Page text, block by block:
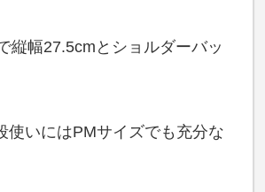
縦幅27.5cmとショルダーバッ
使いにはPMサイズでも充分な